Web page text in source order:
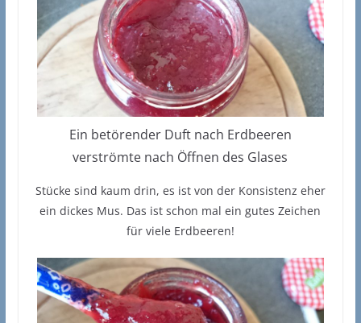
Ein betörender Duft nach Erdbeeren
verströmte nach Öffnen des Glases
Stücke sind kaum drin, es ist von der Konsistenz eher
ein dickes Mus. Das ist schon mal ein gutes Zeichen
für viele Erdbeeren!